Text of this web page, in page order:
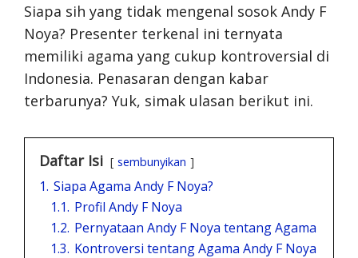
Siapa sih yang tidak mengenal sosok Andy F
Noya? Presenter terkenal ini ternyata
memiliki agama yang cukup kontroversial di
Indonesia. Penasaran dengan kabar
terbarunya? Yuk, simak ulasan berikut ini.
Daftar Isi sembunyikan
1. Siapa Agama Andy F Noya?
1.1. Profil Andy F Noya
1.2. Pernyataan Andy F Noya tentang Agama
1.3. Kontroversi tentang Agama Andy F Noya